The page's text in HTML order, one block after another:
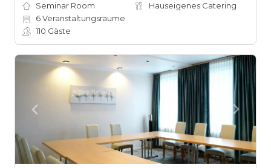
Seminar Room
Hauseigenes Catering
6Veranstaltungsräume
110 Gäste